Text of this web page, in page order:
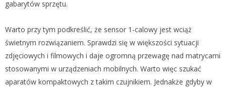
gabarytów sprzętu.
Warto przy tym podkreślić, że sensor 1-calowy jest wciąż
świetnym rozwiązaniem. Sprawdzi się w większości sytuacji
zdjęciowych i filmowych i daje ogromną przewagę nad matrycami
stosowanymi w urządzeniach mobilnych. Warto więc szukać
aparatów kompaktowych z takim czujnikiem. Jednakże gdyby w